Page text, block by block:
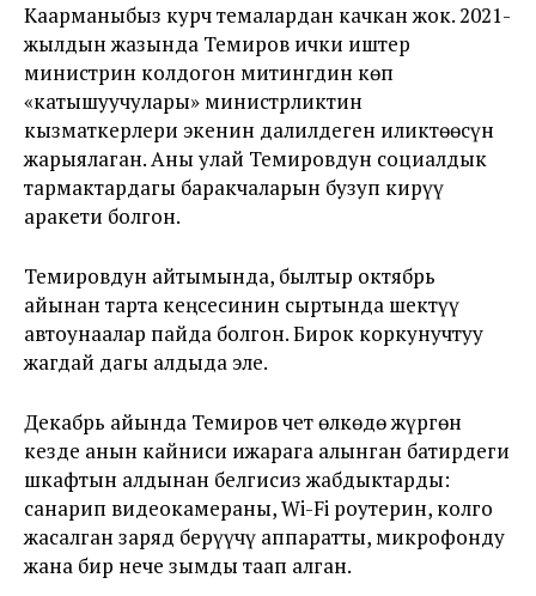
Каарманыбыз курч темалардан качкан жок. 2021-
жылдын жазында Темиров ички иштер
министрин колдогон митингдин көп
«катышуучулары» министрликтин
кызматкерлери экенин далилдеген иликтөөсүн
жарыялаган. Аны улай Темировдун социалдык
тармактардагы баракчаларын бузуп кирүү
аракети болгон.
Темировдун айтымында, былтыр октябрь
айынан тарта кеңсесинин сыртында шектүү
автоунаалар пайда болгон. Бирок коркунучтуу
жагдай дагы алдыда эле.
Декабрь айында Темиров чет өлкөдө жүргөн
кезде анын кайниси ижарага алынган батирдеги
шкафтын алдынан белгисиз жабдыктарды:
санарип видеокамераны, Wi-Fi роутерин, колго
жасалган заряд берүүчү аппаратты, микрофонду
жана бир нече зымды таап алган.